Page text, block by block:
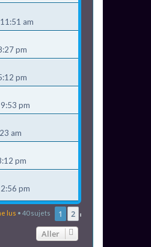
am
pm
pm
pm
am
pm
pm
lus • 40 sujets 1 2
Aller